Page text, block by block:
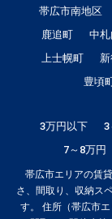
帯広市南地区
鹿追町
中
上士幌町
豊頃
3万円以下
3
7～8万円
帯広市エリアの賃
さ、間取り、収納ス
す。 住所（帯広市